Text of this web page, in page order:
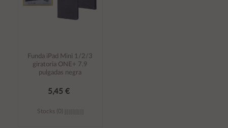
Funda iPad Mini 1/2/3
giratoria ONE+ 7.9
pulgadas negra
5,45 €
Stocks (0)